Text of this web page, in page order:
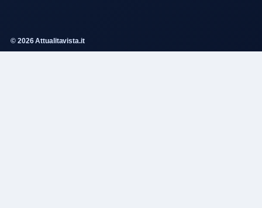
© 2026 Attualitavista.it